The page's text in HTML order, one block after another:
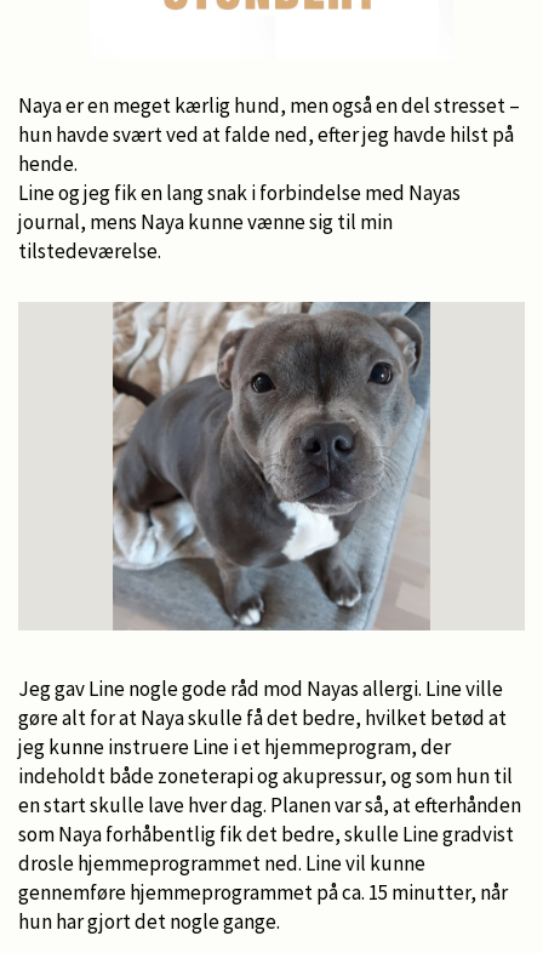
Naya er en meget kærlig hund, men også en del stresset –
hun havde svært ved at falde ned, efter jeg havde hilst på
hende.
Line og jeg fik en lang snak i forbindelse med Nayas
journal, mens Naya kunne vænne sig til min
tilstedeværelse.
Jeg gav Line nogle gode råd mod Nayas allergi. Line ville
gøre alt for at Naya skulle få det bedre, hvilket betød at
jeg kunne instruere Line i et hjemmeprogram, der
indeholdt både zoneterapi og akupressur, og som hun til
en start skulle lave hver dag. Planen var så, at efterhånden
som Naya forhåbentlig fik det bedre, skulle Line gradvist
drosle hjemmeprogrammet ned. Line vil kunne
gennemføre hjemmeprogrammet på ca. 15 minutter, når
hun har gjort det nogle gange.